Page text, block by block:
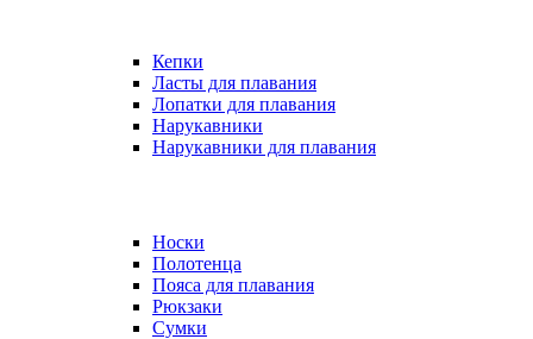
Кепки
Ласты для плавания
Лопатки для плавания
Нарукавники
Нарукавники для плавания
Носки
Полотенца
Пояса для плавания
Рюкзаки
Сумки